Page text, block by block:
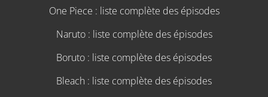
One Piece : liste complète des épisodes
Naruto : liste complète des épisodes
Boruto : liste complète des épisodes
Bleach : liste complète des épisodes